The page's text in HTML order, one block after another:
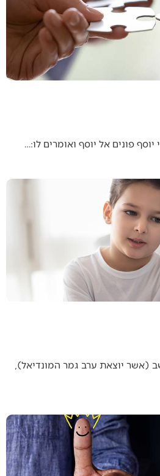
פונים אל יוסף ואומרים לו:…
(אשר יוצאת ערב גמר המונדיאל),